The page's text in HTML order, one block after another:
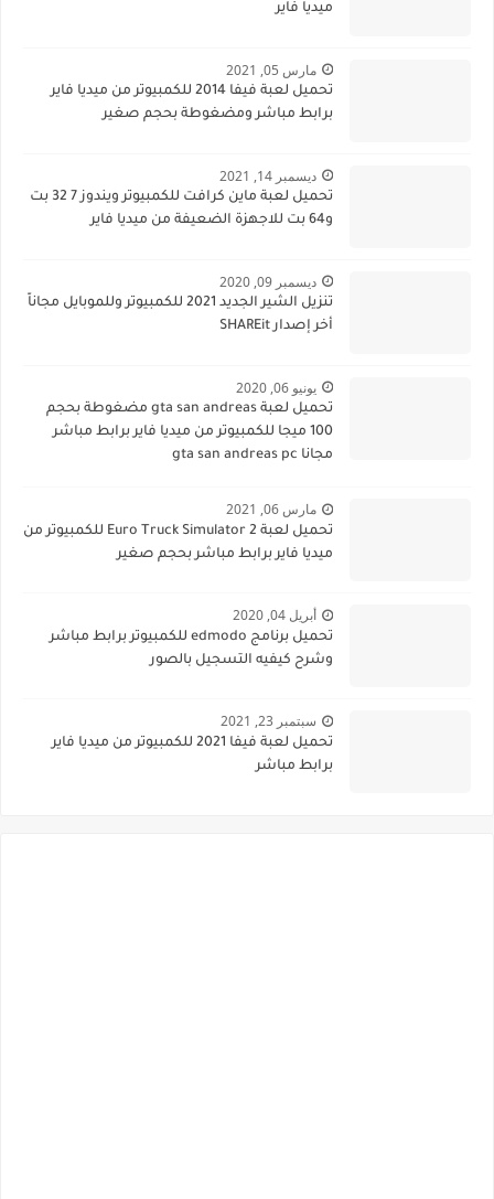
ميديا فاير
مارس 05, 2021
تحميل لعبة فيفا 2014 للكمبيوتر من ميديا فاير
برابط مباشر ومضغوطة بحجم صغير
ديسمبر 14, 2021
تحميل لعبة ماين كرافت للكمبيوتر ويندوز 7 32 بت
و64 بت للاجهزة الضعيفة من ميديا فاير
ديسمبر 09, 2020
تنزيل الشير الجديد 2021 للكمبيوتر وللموبايل مجاناً
أخر إصدار SHAREit
يونيو 06, 2020
تحميل لعبة gta san andreas مضغوطة بحجم
100 ميجا للكمبيوتر من ميديا فاير برابط مباشر
مجانا gta san andreas pc
مارس 06, 2021
تحميل لعبة Euro Truck Simulator 2 للكمبيوتر من
ميديا فاير برابط مباشر بحجم صغير
أبريل 04, 2020
تحميل برنامج edmodo للكمبيوتر برابط مباشر
وشرح كيفيه التسجيل بالصور
سبتمبر 23, 2021
تحميل لعبة فيفا 2021 للكمبيوتر من ميديا فاير
برابط مباشر